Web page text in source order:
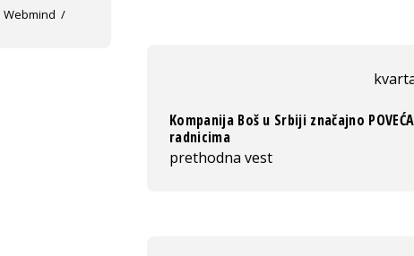
Kompanija Boš u Srbiji značajno
radnicima
prethodna vest
Webmind